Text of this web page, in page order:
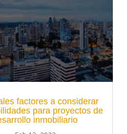
factores a considerar
para proyectos de
inmobiliario